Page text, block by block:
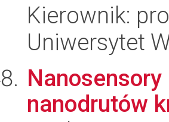
Kierownik:
Uniwersytet
nanodrutów